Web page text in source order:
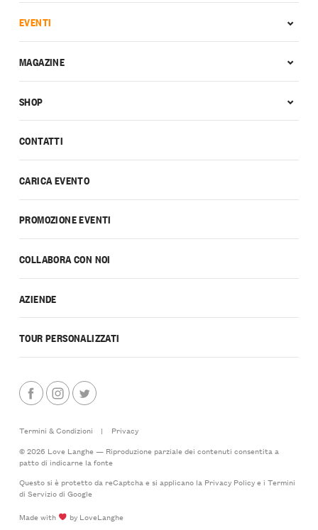
CONTATTI
CARICA EVENTO
PROMOZIONE EVENTI
COLLABORA CON NOI
AZIENDE
TOUR PERSONALIZZATI
EVENTI
MAGAZINE
SHOP
Termini & Condizioni |
Privacy
© 2026 Love Langhe — Riproduzione parziale dei contenuti consentita a
patto di indicarne la fonte
Questo si è protetto da reCaptcha e si applicano la Privacy Policye i Termini
di Serviziodi Google
Made with
by LoveLanghe